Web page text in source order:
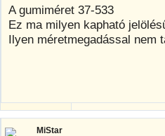
A gumiméret 37-533
Ez ma milyen kapható
Ilyen méretmegadással nem
MiStar